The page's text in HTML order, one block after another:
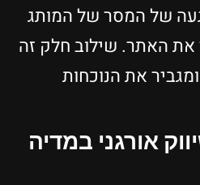
של המסר של המותג
את האתר. שילוב חלק זה
את הנוכחות
אורגני במדיה